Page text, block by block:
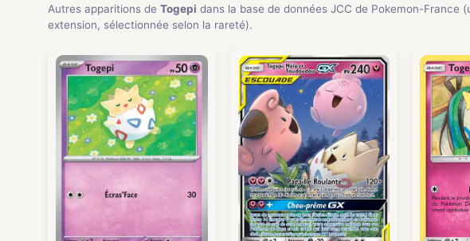
Autres apparitions de Togepi dans la base de données JCC de Pokemon-France
extension, sélectionnée selon la rareté).